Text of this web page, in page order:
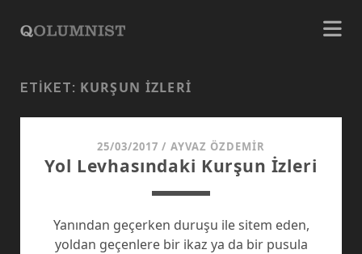
ETIKET: KURŞUN IZLERI
25/03/2017 / AYVAZ ÖZDEMIR
Yol Levhasındaki Kurşun İzleri
Yanından geçerken duruşu ile sitem eden,
yoldan geçenlere bir ikaz ya da bir pusula